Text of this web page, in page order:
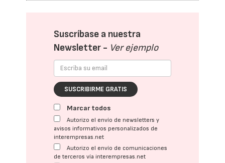
Suscríbase a nuestra
Newsletter - Ver ejemplo
SUSCRIBIRME GRATIS
Marcar todos
Autorizo el envío de newsletters y
avisos informativos personalizados de
interempresas.net
Autorizo el envío de comunicaciones
de terceros vía interempresas.net